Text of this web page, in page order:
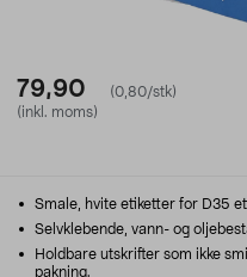
79,90
(0,80/stk)
(inkl. moms)
Smale, hvite etiketter for D35
Selvklebende, vann- og
Holdbare utskrifter som ikke
pakning.